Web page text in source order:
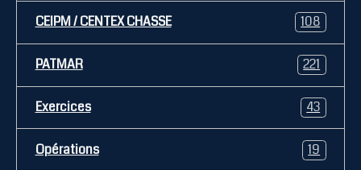
CEIPM / CENTEX CHASSE 108
PATMAR 221
Exercices 43
Opérations 19